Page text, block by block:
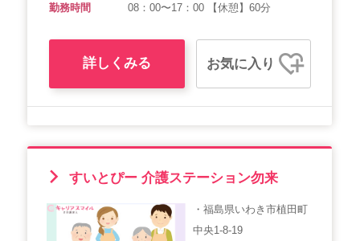
勤務時間 08：00〜17：00 【休憩】60分
詳しくみる お気に入り
すいとぴー 介護ステーション勿来
・福島県いわき市植田町
中央1-8-19